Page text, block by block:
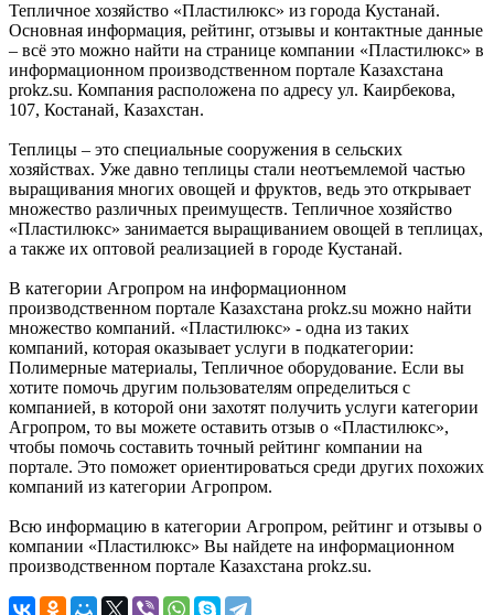
Тепличное хозяйство «Пластилюкс» из города Кустанай.
Основная информация, рейтинг, отзывы и контактные данные
– всё это можно найти на странице компании «Пластилюкс» в
информационном производственном портале Казахстана
prokz.su. Компания расположена по адресу ул. Каирбекова,
107, Костанай, Казахстан.
Теплицы – это специальные сооружения в сельских
хозяйствах. Уже давно теплицы стали неотъемлемой частью
выращивания многих овощей и фруктов, ведь это открывает
множество различных преимуществ. Тепличное хозяйство
«Пластилюкс» занимается выращиванием овощей в теплицах,
а также их оптовой реализацией в городе Кустанай.
В категории Агропром на информационном
производственном портале Казахстана prokz.su можно найти
множество компаний. «Пластилюкс» - одна из таких
компаний, которая оказывает услуги в подкатегории:
Полимерные материалы, Тепличное оборудование. Если вы
хотите помочь другим пользователям определиться с
компанией, в которой они захотят получить услуги категории
Агропром, то вы можете оставить отзыв о «Пластилюкс»,
чтобы помочь составить точный рейтинг компании на
портале. Это поможет ориентироваться среди других похожих
компаний из категории Агропром.
Всю информацию в категории Агропром, рейтинг и отзывы о
компании «Пластилюкс» Вы найдете на информационном
производственном портале Казахстана prokz.su.